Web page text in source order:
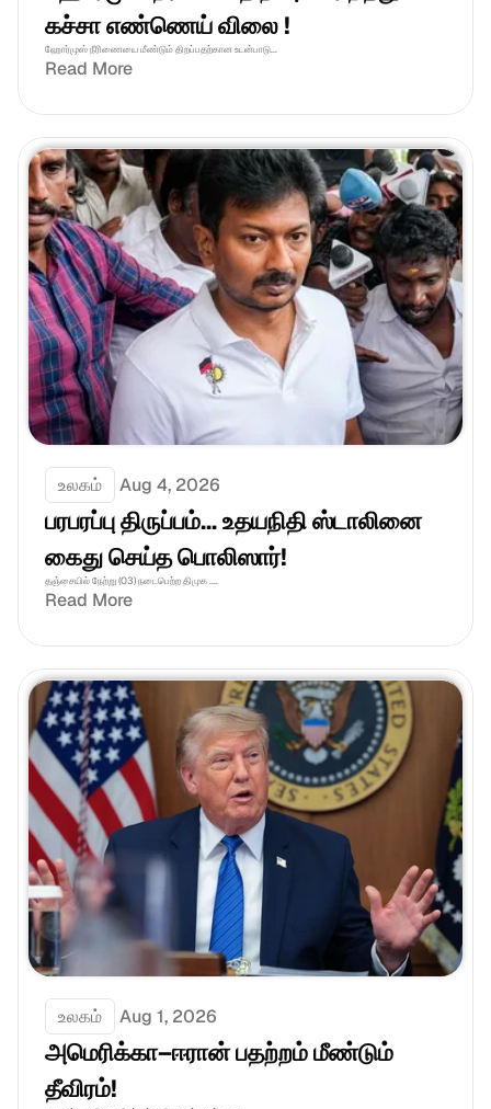
கச்சா எண்ணெய் விலை !
ஹோர்முஸ் நீரிணையை மீண்டும் திறப்பதற்கான உடன்பாடு...
Read More
உலகம் Aug 4, 2026
பரபரப்பு திருப்பம்... உதயநிதி ஸ்டாலினை
கைது செய்த பொலிஸார்!
தஞ்சையில் நேற்று (03) நடைபெற்ற திமுக ....
Read More
உலகம் Aug 1, 2026
அமெரிக்கா–ஈரான் பதற்றம் மீண்டும்
தீவிரம்!